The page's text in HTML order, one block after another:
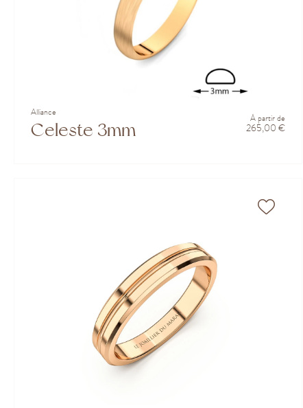
Alliance
Celeste 3mm
À partir de
265,00 €